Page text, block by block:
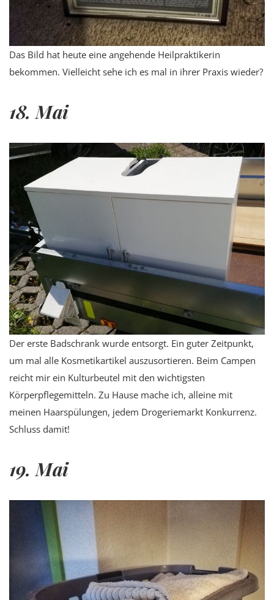
Das Bild hat heute eine angehende Heilpraktikerin
bekommen. Vielleicht sehe ich es mal in ihrer Praxis wieder?
18. Mai
Der erste Badschrank wurde entsorgt. Ein guter Zeitpunkt,
um mal alle Kosmetikartikel auszusortieren. Beim Campen
reicht mir ein Kulturbeutel mit den wichtigsten
Körperpflegemitteln. Zu Hause mache ich, alleine mit
meinen Haarspülungen, jedem Drogeriemarkt Konkurrenz.
Schluss damit!
19. Mai